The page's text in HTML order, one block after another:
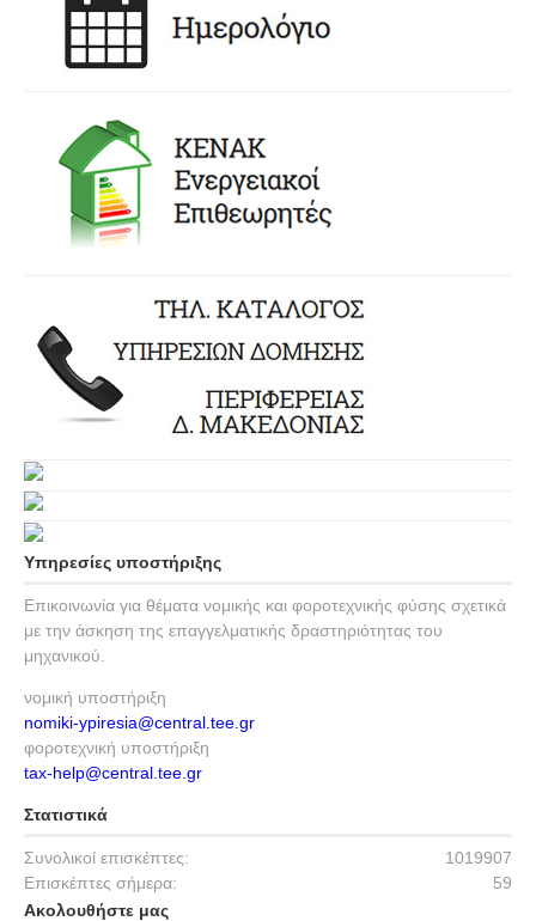
Υπηρεσίες υποστήριξης
Επικοινωνία για θέματα νομικής και φοροτεχνικής φύσης σχετικά
με την άσκηση της επαγγελματικής δραστηριότητας του
μηχανικού.
νομική υποστήριξη
nomiki-ypiresia@central.tee.gr
φοροτεχνική υποστήριξη
tax-help@central.tee.gr
Στατιστικά
1019907
Συνολικοί επισκέπτες:
59
Επισκέπτες σήμερα:
Ακολουθήστε μας